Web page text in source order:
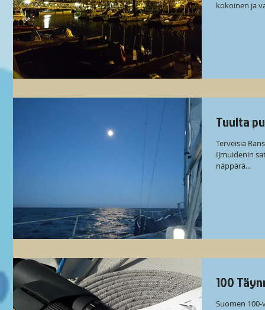
Tuulta
Terveisiä
IJmuidenin
näppärä...
100
Suomen